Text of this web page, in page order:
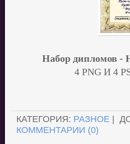
Набор дипломов -
4 PNG И 4
КАТЕГОРИЯ: РАЗНОЕ |
КОММЕНТАРИИ (0)